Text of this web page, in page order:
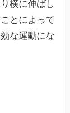
横に伸ばし
とによって
な運動にな